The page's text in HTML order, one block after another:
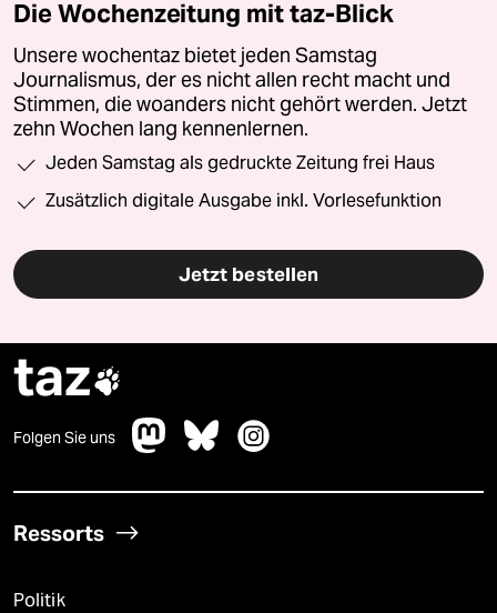
Die Wochenzeitung mit taz-Blick
Unsere wochentaz bietet jeden Samstag
Journalismus, der es nicht allen recht macht und
Stimmen, die woanders nicht gehört werden. Jetzt
zehn Wochen lang kennenlernen.
Jeden Samstag als gedruckte Zeitung frei Haus
Zusätzlich digitale Ausgabe inkl. Vorlesefunktion
Jetzt bestellen
taz
Folgen Sie uns
Ressorts
Politik